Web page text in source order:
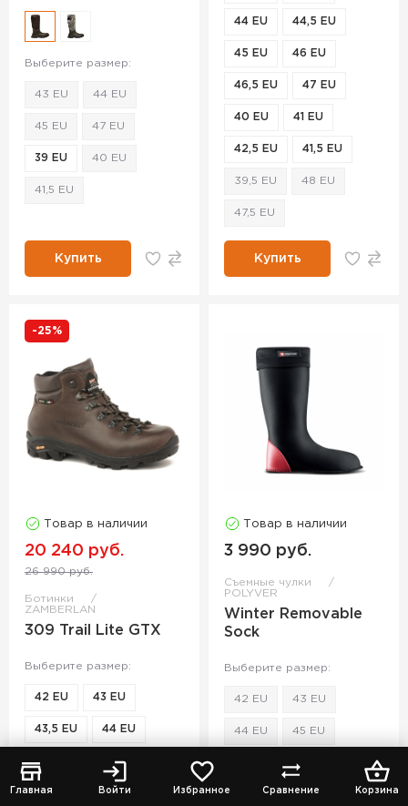
Главная Войти Избранное Сравнение Корзина
Выберите размер:
43 EU 44 EU
45 EU 47 EU
39 EU 40 EU
41,5 EU
Купить
44 EU 44,5 EU
45 EU 46 EU
46,5 EU 47 EU
40 EU 41 EU
42,5 EU 41,5 EU
39,5 EU 48 EU
47,5 EU
Купить
-25%
Товар в наличии
20 240 руб.
26 990 руб.
Ботинки
ZAMBERLAN
309 Trail Lite GTX
Выберите размер:
42 EU 43 EU
43,5 EU 44 EU
44,5 EU 45 EU
45,5 EU 46 EU
Товар в наличии
3 990 руб.
Съемные чулки
POLYVER
Winter Removable
Sock
Выберите размер:
42 EU 43 EU
44 EU 45 EU
40 EU
41 EU 46-47 EU